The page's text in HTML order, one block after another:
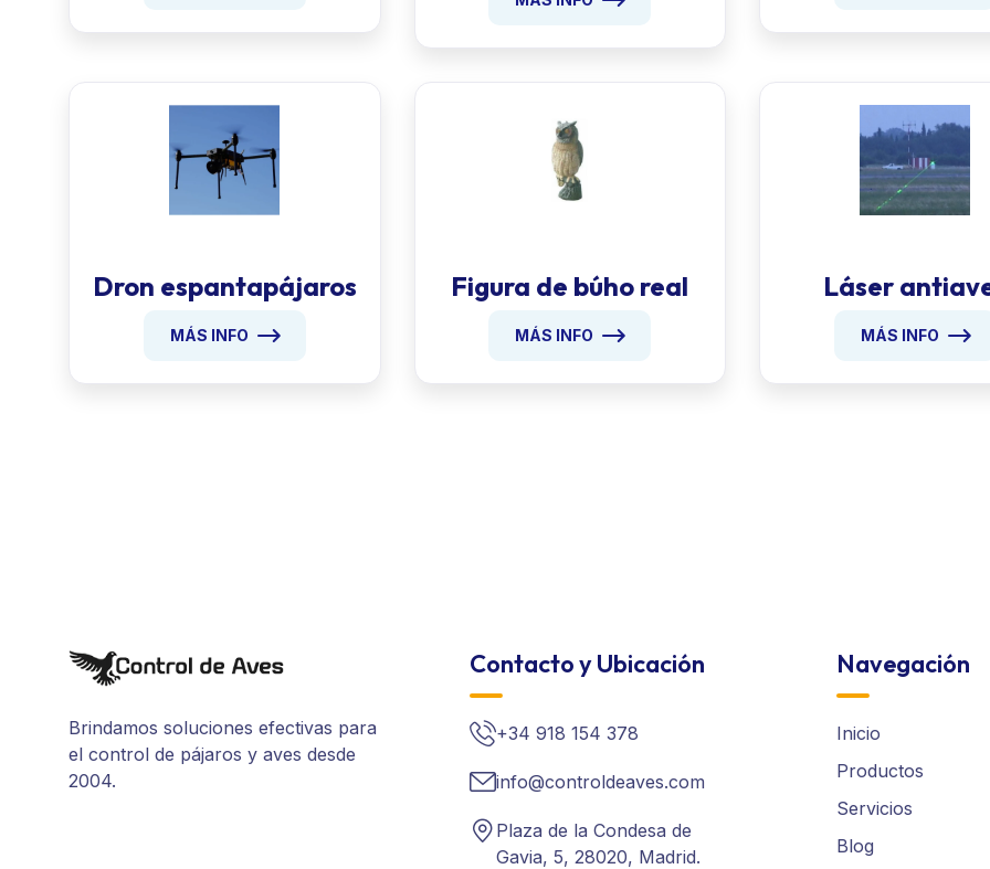
Dron espantapájaros
MÁS INFO
Figura de búho real
MÁS INFO
Láser
MÁS INFO
Brindamos soluciones efectivas para
el control de pájaros y aves desde
2004.
Contacto y Ubicación
+34 918 154 378
info@controldeaves.com
Plaza de la Condesa de
Gavia, 5, 28020, Madrid.
Navegación
Inicio
Productos
Servicios
Blog